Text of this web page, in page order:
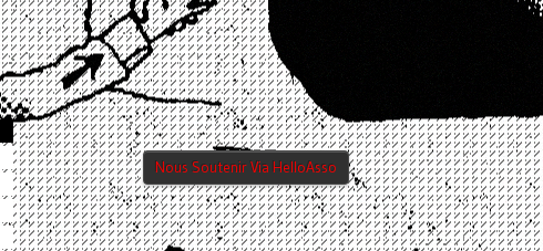
Nous Soutenir Via HelloAsso